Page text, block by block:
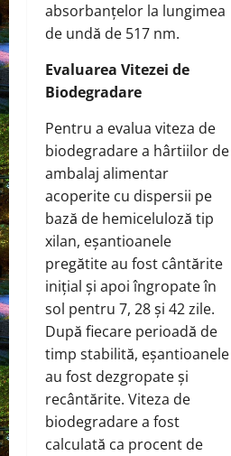
absorbanțelor la lungimea
de undă de 517 nm.
Evaluarea Vitezei de
Biodegradare
Pentru a evalua viteza de
biodegradare a hârtiilor de
ambalaj alimentar
acoperite cu dispersii pe
bază de hemiceluloză tip
xilan, eșantioanele
pregătite au fost cântărite
inițial și apoi îngropate în
sol pentru 7, 28 și 42 zile.
După fiecare perioadă de
timp stabilită, eșantioanele
au fost dezgropate și
recântărite. Viteza de
biodegradare a fost
calculată ca procent de